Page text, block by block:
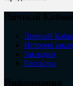
Личный
История
Закладки
Рассылка